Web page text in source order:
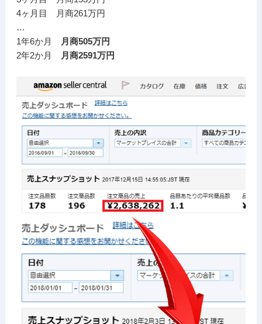
4ヶ月目 月商261万円
…
1年6か月
月商505万円
2年2か月
月商2591万円